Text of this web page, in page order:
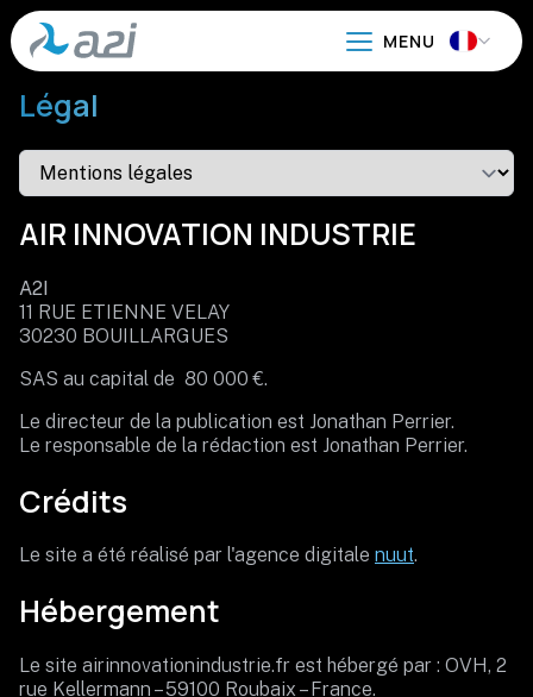
Aller
au
contenu
principal
Légal
AIR INNOVATION INDUSTRIE
A2I
11 RUE ETIENNE VELAY
30230 BOUILLARGUES
SAS au capital de 80 000 €.
Le directeur de la publication est Jonathan Perrier.
Le responsable de la rédaction est Jonathan Perrier.
Crédits
Le site a été réalisé par l'agence digitale nuut.
Hébergement
Le site airinnovationindustrie.fr est hébergé par : OVH, 2
rue Kellermann – 59100 Roubaix – France.